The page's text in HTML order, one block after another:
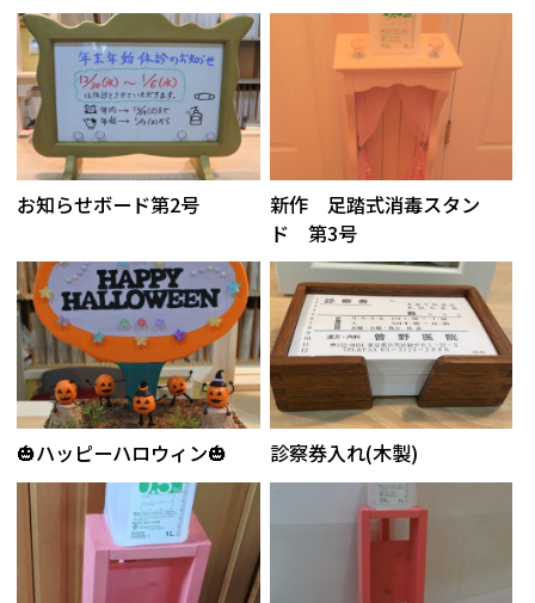
お知らせボード第2号
新作 足踏式消毒スタン
ド 第3号
🎃ハッピーハロウィン🎃 診察券入れ(木製)